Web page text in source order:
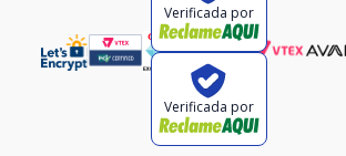
Verificada por
Verificada por